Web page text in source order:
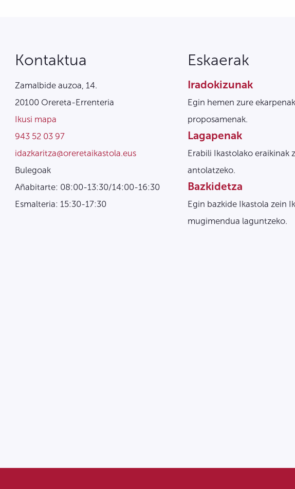
Kontaktua
Zamalbide auzoa, 14.
20100 Orereta-Errenteria
Ikusi mapa
943 52 03 97
idazkaritza@oreretaikastola.eus
Bulegoak
Añabitarte: 08:00-13:30/14:00-16:30
Esmalteria: 15:30-17:30
Eskaerak
Iradokizunak
Egin hemen zure
proposamenak.
Lagapenak
Erabili Ikastolako eraikinak
antolatzeko.
Bazkidetza
Egin bazkide Ikastola zein
mugimendua laguntzeko.